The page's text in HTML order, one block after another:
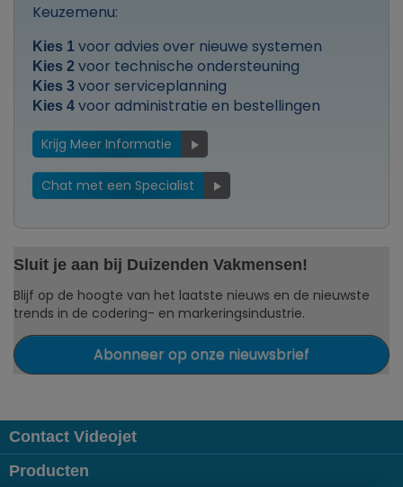
Keuzemenu:
Kies 1 voor advies over nieuwe systemen
Kies 2 voor technische ondersteuning
Kies 3 voor serviceplanning
Kies 4 voor administratie en bestellingen
Krijg Meer Informatie
Chat met een Specialist
Sluit je aan bij Duizenden Vakmensen!
Blijf op de hoogte van het laatste nieuws en de nieuwste
trends in de codering- en markeringsindustrie.
Abonneer op onze nieuwsbrief
Contact Videojet
Producten